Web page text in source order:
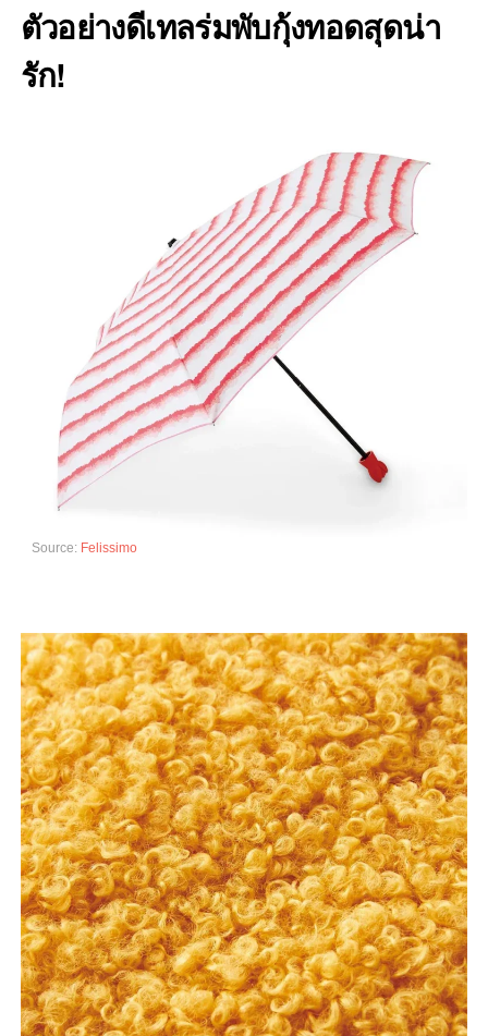
ตัวอย่างดีเทลร่มพับกุ้งทอดสุดน่า
รัก!
Source: Felissimo